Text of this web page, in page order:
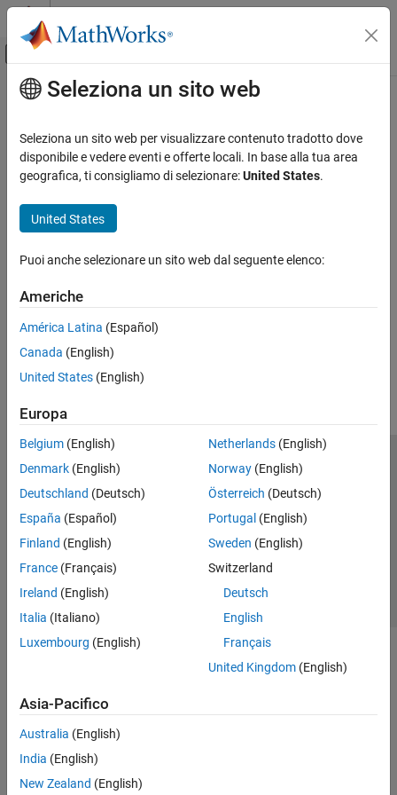
Vai al contenuto
Attiva/disattiva menu di navigazione
Pagina iniziale della documentazione
Contenuto principale
Seleziona un sito web
Seleziona un sito web per visualizzare contenuto tradotto dove
disponibile e vedere eventi e offerte locali. In base alla tua area
geografica, ti consigliamo di selezionare:United States.
United States
Puoi anche selezionare un sito web dal seguente elenco:
Americhe
América Latina (Español)
Canada (English)
United States (English)
Europa
Belgium (English)
Denmark (English)
Deutschland (Deutsch)
España (Español)
Finland (English)
France (Français)
Ireland (English)
Italia (Italiano)
Luxembourg (English)
Netherlands(English)
Norway(English)
Österreich (Deutsch)
Portugal (English)
Sweden (English)
Switzerland
Deutsch
English
Français
United Kingdom(English)
Asia-Pacifico
Australia (English)
India (English)
New Zealand (English)
Centro di fiducia
Informativa sulla privacy
Antipirateria
Stato dell'applicazione
Contatti
© 1994-2026 The MathWorks, Inc.